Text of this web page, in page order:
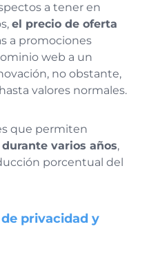
a tener en
el precio de oferta
a promociones
web a un
no obstante,
valores normales.
que permiten
varios años,
porcentual del
privacidad y